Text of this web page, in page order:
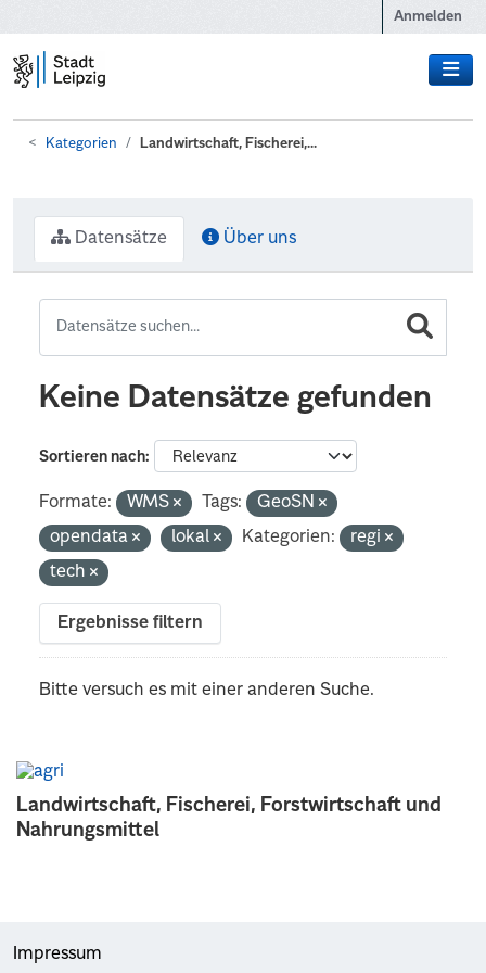
Anmelden
Kategorien Landwirtschaft, Fischerei,...
Landwirtschaft, Fischerei, Forstwirtschaft und
Nahrungsmittel
Datensätze Über uns
Keine Datensätze gefunden
Sortieren nach
Formate: WMS Tags:
GeoSN
opendata
lokal Kategorien:
regi
tech
Ergebnisse filtern
Bitte versuch es mit einer anderen Suche.
Impressum